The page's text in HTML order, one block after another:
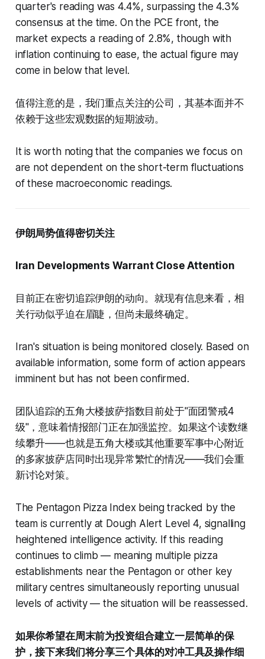
quarter's reading was 4.4%, surpassing the 4.3%
consensus at the time. On the PCE front, the
market expects a reading of 2.8%, though with
inflation continuing to ease, the actual figure may
come in below that level.
值得注意的是，我们重点关注的公司，其基本面并不
依赖于这些宏观数据的短期波动。
It is worth noting that the companies we focus on
are not dependent on the short-term fluctuations
of these macroeconomic readings.
伊朗局势值得密切关注
Iran Developments Warrant Close Attention
目前正在密切追踪伊朗的动向。就现有信息来看，相
关行动似乎迫在眉睫，但尚未最终确定。
Iran's situation is being monitored closely. Based on
available information, some form of action appears
imminent but has not been confirmed.
团队追踪的五角大楼披萨指数目前处于"面团警戒4
级"，意味着情报部门正在加强监控。如果这个读数继
续攀升——也就是五角大楼或其他重要军事中心附近
的多家披萨店同时出现异常繁忙的情况——我们会重
新讨论对策。
The Pentagon Pizza Index being tracked by the
team is currently at Dough Alert Level 4, signalling
heightened intelligence activity. If this reading
continues to climb — meaning multiple pizza
establishments near the Pentagon or other key
military centres simultaneously reporting unusual
levels of activity — the situation will be reassessed.
如果你希望在周末前为投资组合建立一层简单的保
护，接下来我们将分享三个具体的对冲工具及操作细